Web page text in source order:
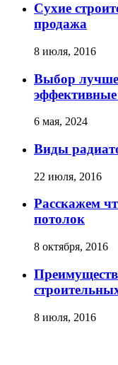
Сухие
продажа
8 июля, 2016
Выбор
6 мая, 2024
Виды
22 июля, 2016
Расскажем
потолок
8 октября, 2016
8 июля, 2016